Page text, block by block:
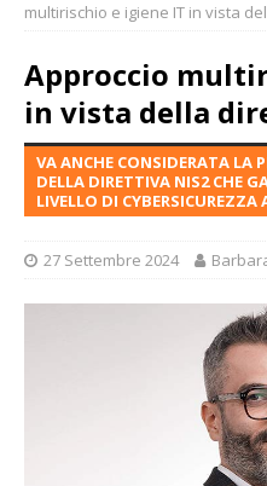
multirischio e igiene IT in vista
Approccio
in vista della
VA ANCHE CONSIDERATA LA
DELLA DIRETTIVA NIS2 CHE
LIVELLO DI CYBERSICUREZZA
27 Settembre 2024